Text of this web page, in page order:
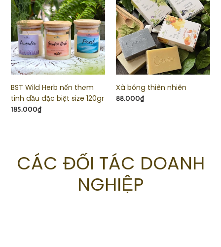
Herb
nến
thơm
tinh
dầu
đặc
biệt
size
120gr
BST Wild Herb nến thơm
tinh dầu đặc biệt size 120gr
Giá
185.000₫
thiên
nhiên
Xà bông thiên nhiên
Giá
88.000₫
CÁC ĐỐI TÁC DOANH
NGHIỆP